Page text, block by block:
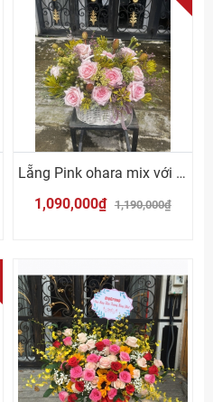
Lẵng Pink ohara mix với cỏ hoa Nam Phi
1,090,000₫ 1,190,000₫